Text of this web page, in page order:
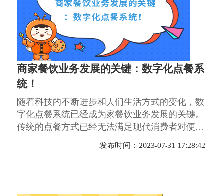
商家餐饮业务发展的关键：数字化点餐系
统！
随着科技的不断进步和人们生活方式的变化，数
字化点餐系统已经成为家餐饮业务发展的关键。
传统的点餐方式已经无法满足现代消费者对便
捷、**的需求，而数字化点餐系统则能够提供更
好的用户体验和订单管理效率。
发布时间：2023-07-31 17:28:42